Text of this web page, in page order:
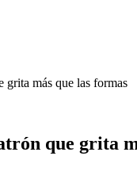
más que las formas
que grita